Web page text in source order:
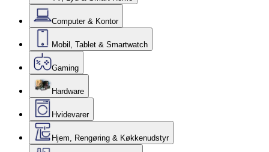
Computer & Kontor
Mobil, Tablet & Smartwatch
Gaming
Hardware
Hvidevarer
Hjem, Rengøring & Køkkenudstyr